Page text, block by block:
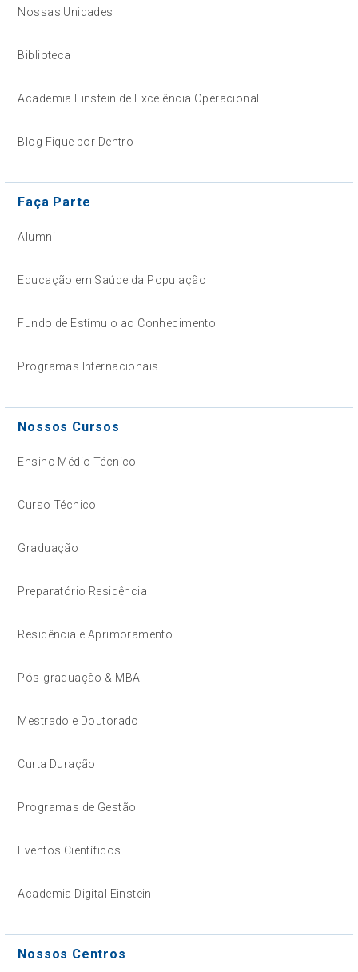
Nossas Unidades
Biblioteca
Academia Einstein de Excelência Operacional
Blog Fique por Dentro
Faça Parte
Alumni
Educação em Saúde da População
Fundo de Estímulo ao Conhecimento
Programas Internacionais
Nossos Cursos
Ensino Médio Técnico
Curso Técnico
Graduação
Preparatório Residência
Residência e Aprimoramento
Pós-graduação & MBA
Mestrado e Doutorado
Curta Duração
Programas de Gestão
Eventos Científicos
Academia Digital Einstein
Nossos Centros